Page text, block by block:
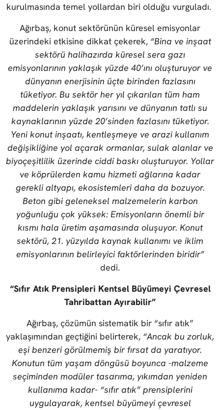
kurulmasında temel yollardan biri olduğu vurguladı.
Ağırbaş, konut sektörünün küresel emisyonlar
üzerindeki etkisine dikkat çekerek,“Bina ve inşaat
sektörü halihazırda küresel sera gazı
emisyonlarının yaklaşık yüzde 40’ını oluşturuyor ve
dünyanın enerjisinin üçte birinden fazlasını
tüketiyor. Bu sektör her yıl çıkarılan tüm ham
maddelerin yaklaşık yarısını ve dünyanın tatlı su
kaynaklarının yüzde 20’sinden fazlasını tüketiyor.
Yeni konut inşaatı, kentleşmeye ve arazi kullanım
değişikliğine yol açarak ormanlar, sulak alanlar ve
biyoçeşitlilik üzerinde ciddi baskı oluşturuyor. Yollar
ve köprülerden kamu hizmeti ağlarına kadar
gerekli altyapı, ekosistemleri daha da bozuyor.
Beton gibi geleneksel malzemelerin karbon
yoğunluğu çok yüksek: Emisyonların önemli bir
kısmı hala üretim aşamasında oluşuyor. Konut
sektörü, 21. yüzyılda kaynak kullanımı ve iklim
emisyonlarının belirleyici faktörlerinden biridir”
dedi.
“Sıfır Atık Prensipleri Kentsel Büyümeyi Çevresel
Tahribattan Ayırabilir”
Ağırbaş, çözümün sistematik bir “sıfır atık”
yaklaşımından geçtiğini belirterek, “Ancak bu zorluk,
eşi benzeri görülmemiş bir fırsat da yaratıyor.
Konutun tüm yaşam döngüsü boyunca -malzeme
seçiminden modüler tasarıma, yıkımdan yeniden
kullanıma kadar- “sıfır atık” prensiplerini
uygulayarak, kentsel büyümeyi çevresel